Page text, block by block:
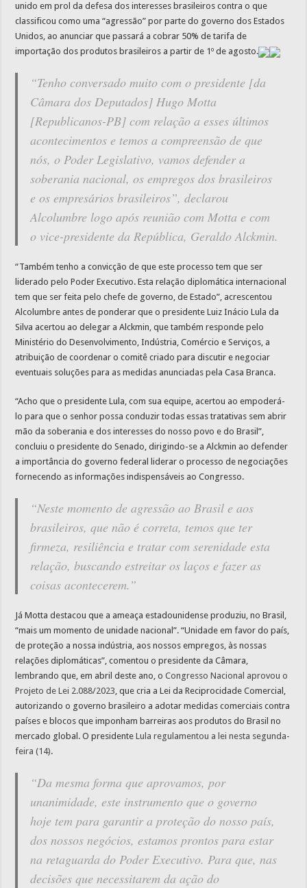
unido em prol da defesa dos interesses brasileiros contra o que
classificou como uma “agressão” por parte do governo dos Estados
Unidos, ao anunciar que passará a cobrar 50% de tarifa de
importação dos produtos brasileiros a partir de 1º de agosto.
“Tenho conversado muito com o presidente [da
Câmara dos Deputados] Hugo Motta
[Republicanos-PB] com relação a esses últimos
acontecimentos e temos a compreensão de que
nós, o Poder Legislativo, vamos defender a
soberania nacional, os empregos dos brasileiros
e os empresários brasileiros”, declarou
Alcolumbre logo após reunião com Motta e com
o vice-presidente da República, Geraldo Alckmin.
“Também tenho a convicção de que este processo tem que ser
liderado pelo Poder Executivo. Esta relação diplomática internacional
tem que ser feita pelo chefe de governo, de Estado”, acrescentou
Alcolumbre antes de ponderar que o presidente Luiz Inácio Lula da
Silva acertou ao delegar a Alckmin, que também responde pelo
Ministério do Desenvolvimento, Indústria, Comércio e Serviços, a
atribuição de coordenar o comitê criado para discutir e negociar
eventuais soluções para as medidas anunciadas pela Casa Branca.
“Acho que o presidente Lula, com sua equipe, acertou ao empoderá-
lo para que o senhor possa conduzir todas essas tratativas sem abrir
mão da soberania e dos interesses do nosso povo e do Brasil”,
concluiu o presidente do Senado, dirigindo-se a Alckmin ao defender
a importância do governo federal liderar o processo de negociações
fornecendo as informações indispensáveis ao Congresso.
“Neste momento de agressão ao Brasil e aos
brasileiros, que não é correta, temos que ter
firmeza, resiliência e tratar com serenidade esta
relação, buscando estreitar os laços e fazer as
coisas acontecerem.”
Já Motta destacou que a ameaça estadounidense produziu, no Brasil,
“mais um momento de unidade nacional”. “Unidade em favor do país,
de proteção a nossa indústria, aos nossos empregos, às nossas
relações diplomáticas”, comentou o presidente da Câmara,
lembrando que, em abril deste ano, oCongresso Nacional aprovou o
Projeto de Lei 2.088/2023, que cria a Lei da Reciprocidade Comercial,
autorizando o governo brasileiro a adotar medidas comerciais contra
países e blocos que imponham barreiras aos produtos do Brasil no
mercado global. O presidenteLula regulamentou a lei nesta segunda-
feira (14).
“Da mesma forma que aprovamos, por
unanimidade, este instrumento que o governo
hoje tem para garantir a proteção do nosso país,
dos nossos negócios, estamos prontos para estar
na retaguarda do Poder Executivo. Para que, nas
decisões que necessitarem da ação do